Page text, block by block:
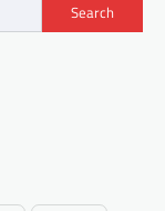
Search